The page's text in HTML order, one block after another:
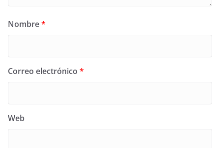
Nombre*
Correo electrónico *
Web